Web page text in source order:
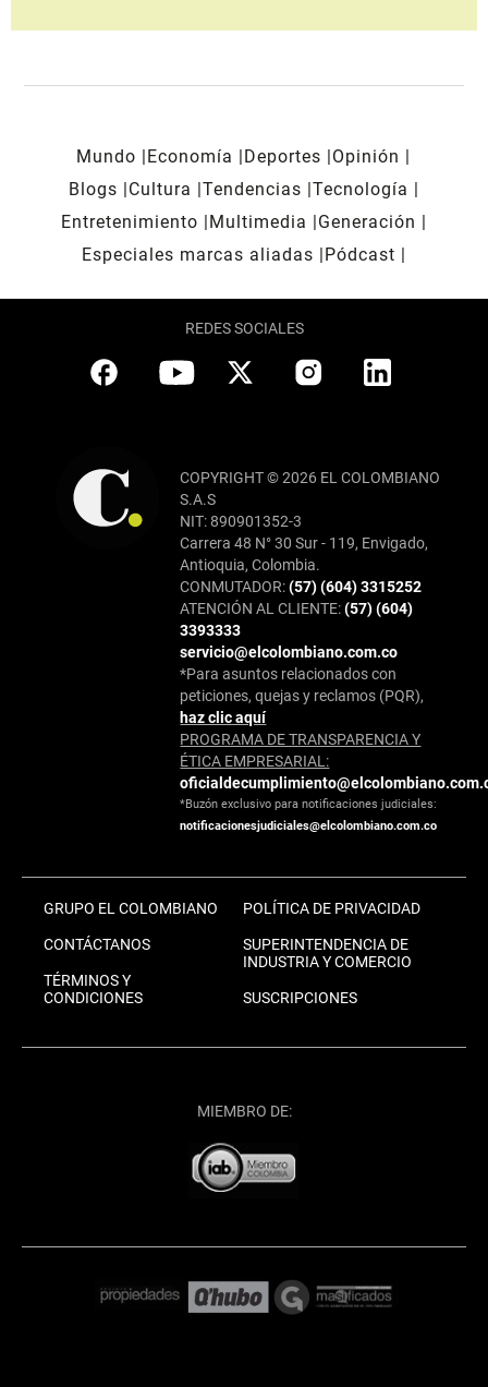
Mundo Economía Deportes
Opinión
Blogs
Cultura Tendencias Tecnología
Entretenimiento
Multimedia
Generación
Especiales marcas aliadas
Pódcast
REDES SOCIALES
COPYRIGHT © 2026 EL COLOMBIANO
S.A.S
NIT: 890901352-3
Carrera 48 N° 30 Sur - 119, Envigado,
Antioquia, Colombia.
CONMUTADOR:(57) (604) 3315252
ATENCIÓN AL CLIENTE:(57) (604)
3393333
servicio@elcolombiano.com.co
*Para asuntos relacionados con
peticiones, quejas y reclamos (PQR),
haz clic aquí
PROGRAMA DE TRANSPARENCIA Y
ÉTICA EMPRESARIAL:
*Buzón exclusivo para notificaciones judiciales:
notificacionesjudiciales@elcolombiano.com.co
GRUPO EL COLOMBIANO
CONTÁCTANOS
TÉRMINOS Y
CONDICIONES
POLÍTICA DE PRIVACIDAD
SUPERINTENDENCIA DE
INDUSTRIA Y COMERCIO
SUSCRIPCIONES
MIEMBRO DE: